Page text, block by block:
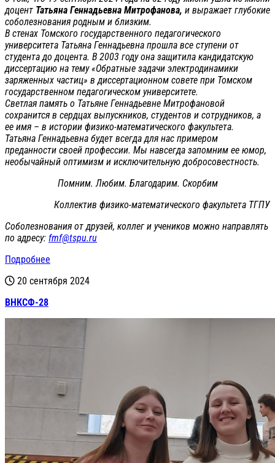
доцент Татьяна Геннадьевна Митрофанова, и выражает глубокие
соболезнования родным и близким.
В стенах Томского государственного педагогического
университета Татьяна Геннадьевна прошла все ступени от
студента до доцента. В 2003 году она защитила кандидатскую
диссертацию на тему «Обратные задачи электродинамики
заряженных частиц» в диссертационном совете при Томском
государственном педагогическом университете.
Светлая память о Татьяне Геннадьевне Митрофановой
сохранится в сердцах выпускников, студентов и сотрудников, а
ее имя – в истории физико-математического факультета.
Татьяна Геннадьевна будет всегда для нас примером
преданности своей профессии. Мы навсегда запомним ее юмор,
необычайный оптимизм и исключительную добросовестность.
Помним. Любим. Благодарим. Скорбим
Коллектив физико-математического факультета ТГПУ
Соболезнования от друзей, коллег и учеников можно направлять
по адресу: fmf@tspu.ru
Подробнее
20 сентября 2024
ВНКСФ-28